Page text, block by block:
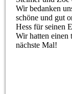
Wir bedanken
schöne und gut
Hess für seinen
Wir hatten einen
nächste Mal!